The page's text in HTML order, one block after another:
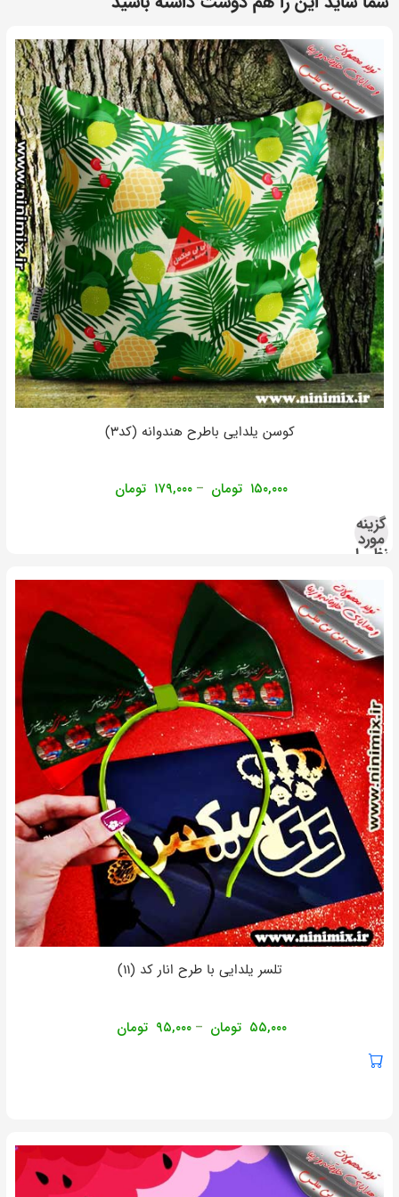
کوسن یلدایی باطرح هندوانه (کد۳)
۱۵۰,۰۰۰ تومان – ۱۷۹,۰۰۰ تومان
گزینه
مورد
نظر را
تلسر یلدایی با طرح انار کد (۱۱)
۵۵,۰۰۰ تومان – ۹۵,۰۰۰ تومان